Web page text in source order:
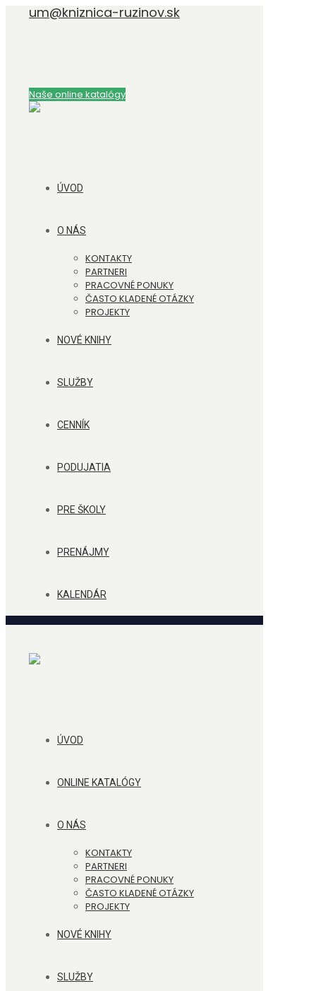
um@kniznica-ruzinov.sk
Naše online katalógy
ÚVOD
O NÁS
KONTAKTY
PARTNERI
PRACOVNÉ PONUKY
ČASTO KLADENÉ OTÁZKY
PROJEKTY
NOVÉ KNIHY
SLUŽBY
CENNÍK
PODUJATIA
PRE ŠKOLY
PRENÁJMY
KALENDÁR
ÚVOD
ONLINE KATALÓGY
O NÁS
KONTAKTY
PARTNERI
PRACOVNÉ PONUKY
ČASTO KLADENÉ OTÁZKY
PROJEKTY
NOVÉ KNIHY
SLUŽBY